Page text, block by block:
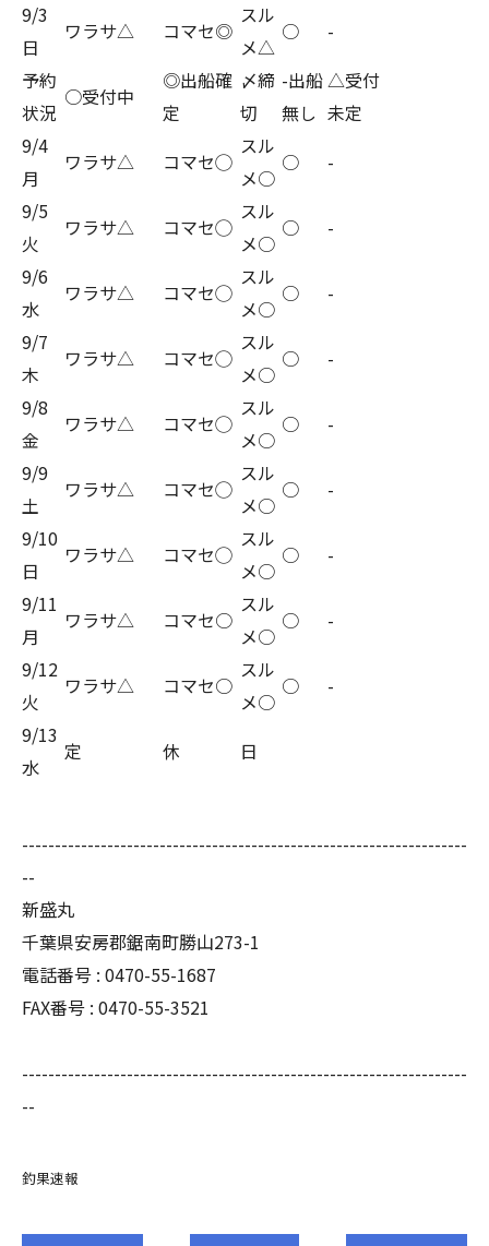
9/3
日
ワラサ△ コマセ◎
スル
メ△
○
-
予約
状況
○受付中
◎出船確
定
〆締
切
-出船
無し
△受付
未定
9/4
月
ワラサ△ コマセ◯
スル
メ○
○
-
9/5
火
ワラサ△ コマセ◯
スル
メ○
○
-
9/6
水
ワラサ△ コマセ◯
スル
メ○
○
-
9/7
木
ワラサ△ コマセ◯
スル
メ○
○
-
9/8
金
ワラサ△ コマセ◯
スル
メ○
○
-
9/9
土
ワラサ△ コマセ◯
スル
メ○
○
-
9/10
日
ワラサ△ コマセ◯
スル
メ○
○
-
9/11
月
ワラサ△ コマセ○
スル
メ○
○
-
9/12
火
ワラサ△ コマセ○
スル
メ○
○
-
9/13
水
定 休 日
--------------------------------------------------------------------
--
新盛丸
千葉県安房郡鋸南町勝山273-1
電話番号 : 0470-55-1687
FAX番号 : 0470-55-3521
--------------------------------------------------------------------
--
釣果速報